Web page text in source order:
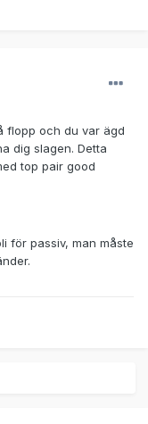
flopp och du var ägd
dig slagen. Detta
top pair good
för passiv, man måste